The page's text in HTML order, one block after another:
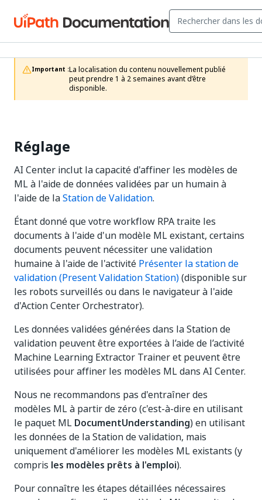
Important :La localisation du contenu nouvellement publié
peut prendre 1 à 2 semaines avant d’être
disponible.
Réglage
AI Center inclut la capacité d'affiner les modèles de
ML à l'aide de données validées par un humain à
l'aide de laStation de Validation.
Étant donné que votre workflow RPA traite les
documents à l'aide d'un modèle ML existant, certains
documents peuvent nécessiter une validation
humaine à l'aide de l'activité Présenter la station de
validation (Present Validation Station)(disponible sur
les robots surveillés ou dans le navigateur à l'aide
d'Action Center Orchestrator).
Les données validées générées dans la Station de
validation peuvent être exportées à l’aide de l’activité
Machine Learning Extractor Trainer et peuvent être
utilisées pour affiner les modèles ML dans AI Center.
Nous ne recommandons pas d'entraîner des
modèles ML à partir de zéro (c'est-à-dire en utilisant
le paquet ML DocumentUnderstanding) en utilisant
les données de la Station de validation, mais
uniquement d'améliorer les modèles ML existants (y
compris les modèles prêts à l'emploi).
Pour connaître les étapes détaillées nécessaires